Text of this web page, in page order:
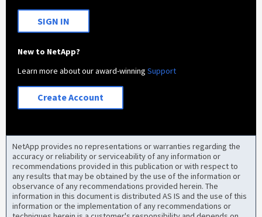
SIGN IN
New to NetApp?
Learn more about our award-winningSupport
Create Account
NetApp provides no representations or warranties regarding the
accuracy or reliability or serviceability of any information or
recommendations provided in this publication or with respect to
any results that may be obtained by the use of the information or
observance of any recommendations provided herein. The
information in this document is distributed AS IS and the use of this
information or the implementation of any recommendations or